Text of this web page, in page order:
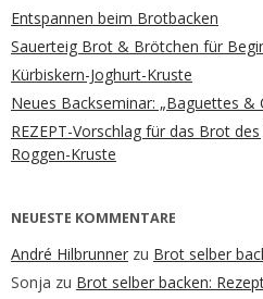
Entspannen beim Brotbacken
Sauerteig Brot & Brötchen für
Kürbiskern-Joghurt-Kruste
Neues Backseminar: „Baguettes &
REZEPT-Vorschlag für das Brot
Roggen-Kruste
NEUESTE KOMMENTARE
André Hilbrunner zu Brot selber
Sonja zu Brot selber backen: